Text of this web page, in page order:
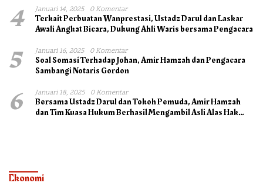
4 Januari 14, 2025 0 Komentar
Terkait Perbuatan Wanprestasi, Ustadz Darul dan Laskar
Awali Angkat Bicara, Dukung Ahli Waris bersama Pengacara
5 Januari 16, 2025 0 Komentar
Soal Somasi Terhadap Johan, Amir Hamzah dan Pengacara
Sambangi Notaris Gordon
6 Januari 18, 2025 0 Komentar
Bersama Ustadz Darul dan Tokoh Pemuda, Amir Hamzah
dan Tim Kuasa Hukum Berhasil Mengambil Asli Alas Hak
Ekonomi